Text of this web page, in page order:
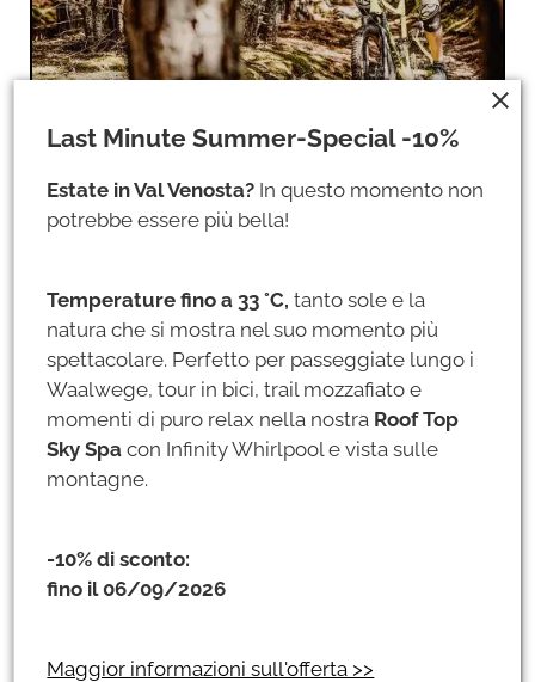
Last Minute Summer-Special -10%
Estate in Val Venosta? In questo momento non
potrebbe essere più bella!
Temperature fino a 33 °C, tanto sole e la
natura che si mostra nel suo momento più
spettacolare. Perfetto per passeggiate lungo i
Waalwege, tour in bici, trail mozzafiato e
momenti di puro relax nella nostra Roof Top
Sky Spa con Infinity Whirlpool e vista sulle
montagne.
-10% di sconto:
fino il 06/09/2026
Maggior informazioni sull'offerta >>
close